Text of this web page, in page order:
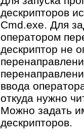
дескрипторов
Cmd.exe. Для
оператором
дескриптор не
ввода
откуда нужно
Можно задать
дескрипторов.